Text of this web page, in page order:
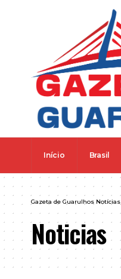
Início Brasil
Gazeta de Guarulhos Notícias
Noticias